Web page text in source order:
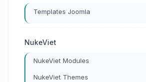
Templates Joomla
NukeViet
NukeViet Modules
NukeViet Themes